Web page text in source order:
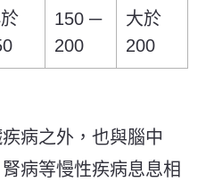
150 ─
200
大於
200
病之外，也與腦中
病等慢性疾病息息相